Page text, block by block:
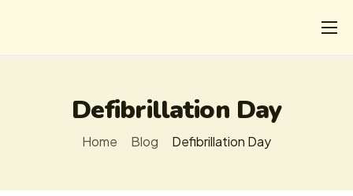
CHI
I SALVATI
FORMAZIONE
PROGETTI
Defibrillation Day
Home Blog Defibrillation Day